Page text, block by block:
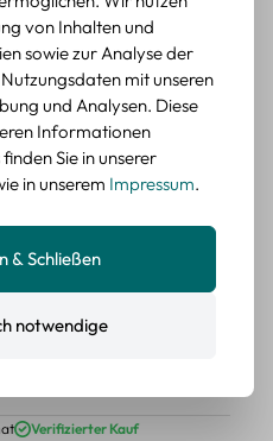
Set – 45 Stück mit 15
5 von 5 Sternen
Verifizierter Kauf
Bücher, es passt zu meinem
Set – Mix aus
5 von 5 Sternen
Verifizierter Kauf
von Inhalten und
sowie zur Analyse der
mit unseren
und Analysen. Diese
Informationen
Sie in unserer
in unserem Impressum.
notwendige
& Schließen